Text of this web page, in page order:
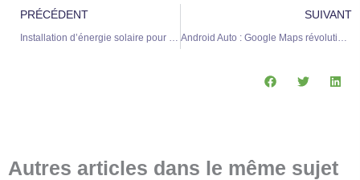
Précédent
PRÉCÉDENT
Installation d’énergie solaire pour dynamiser les équipements sportifs de Luc-sur-Orbieu
SUIVANT
Android Auto : Google Maps révolutionne la navigation pour les véhicules électriques
Autres articles dans le même sujet